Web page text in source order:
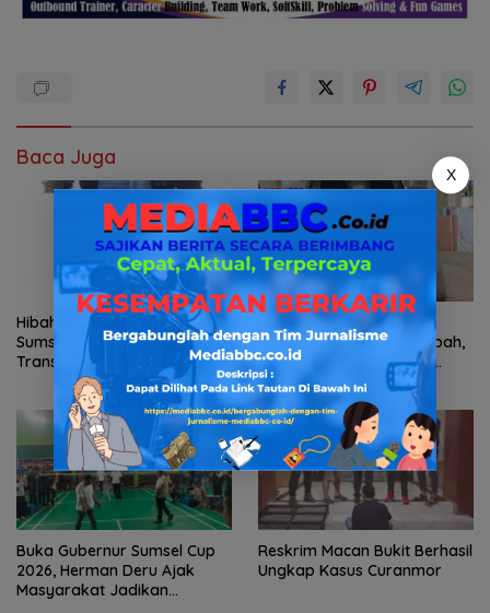
Baca Juga
Hibah Lahan Pemprov
Sumsel Perkuat
Transformasi Pelayanan
BPKB Polda Sumsel
Bantah Tuduhan
Penyelewengan Dana Hibah,
Ketua KONI Palembang:
Seluruh Sisa Anggaran Sudah
Dikembalikan
Buka Gubernur Sumsel Cup
2026, Herman Deru Ajak
Masyarakat Jadikan
Reskrim Macan Bukit Berhasil
Ungkap Kasus Curanmor
X